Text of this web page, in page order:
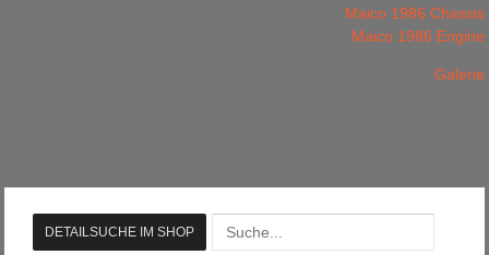
Maico 1986 Chassis
Maico 1986 Engine
Galerie